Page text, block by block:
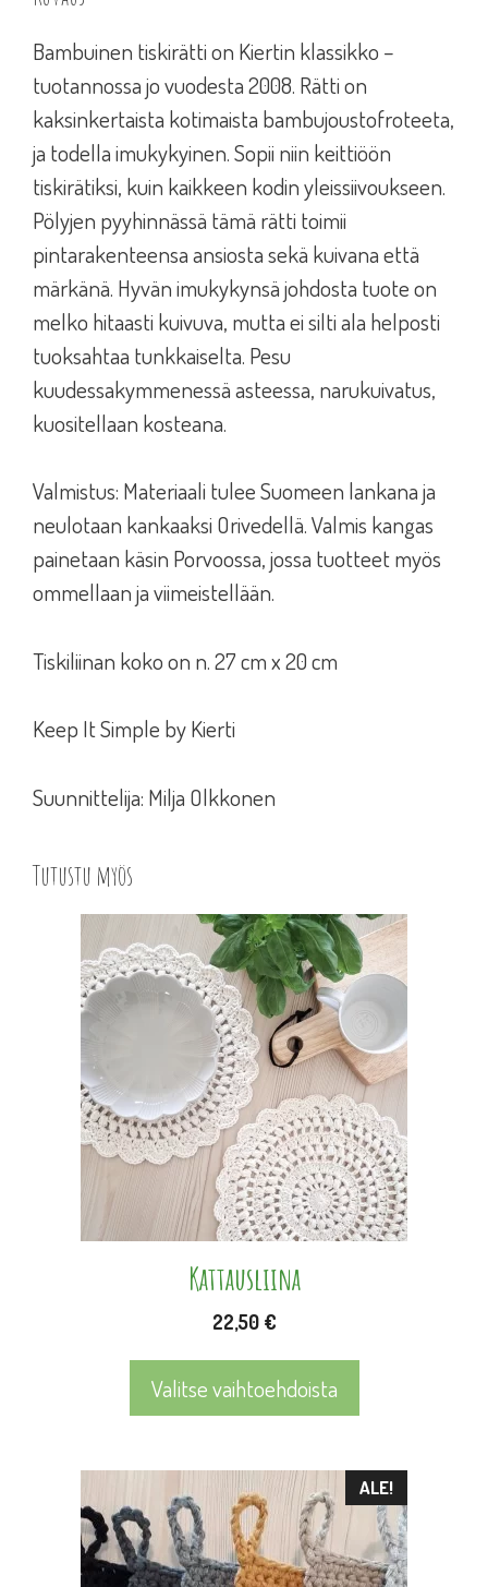
Bambuinen tiskirätti on Kiertin klassikko –
tuotannossa jo vuodesta 2008. Rätti on
kaksinkertaista kotimaista bambujoustofroteeta,
ja todella imukykyinen. Sopii niin keittiöön
tiskirätiksi, kuin kaikkeen kodin yleissiivoukseen.
Pölyjen pyyhinnässä tämä rätti toimii
pintarakenteensa ansiosta sekä kuivana että
märkänä. Hyvän imukykynsä johdosta tuote on
melko hitaasti kuivuva, mutta ei silti ala helposti
tuoksahtaa tunkkaiselta. Pesu
kuudessakymmenessä asteessa, narukuivatus,
kuositellaan kosteana.
Valmistus: Materiaali tulee Suomeen lankana ja
neulotaan kankaaksi Orivedellä. Valmis kangas
painetaan käsin Porvoossa, jossa tuotteet myös
ommellaan ja viimeistellään.
Tiskiliinan koko on n. 27 cm x 20 cm
Keep It Simple by Kierti
Suunnittelija: Milja Olkkonen
Tutustu myös
Kattausliina
22,50 €
Valitse vaihtoehdoista
tuotteella
useampi
muunnelma.
tehdä
valinnat
tuotteen
sivulla.
ALE!
tuotteella